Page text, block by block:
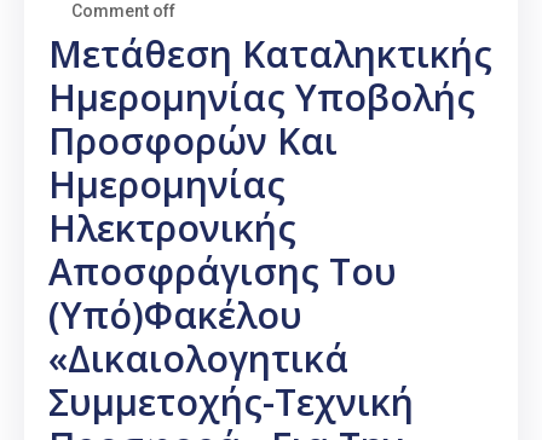
Comment off
Μετάθεση Καταληκτικής
Ημερομηνίας Υποβολής
Προσφορών Και
Ημερομηνίας
Ηλεκτρονικής
Αποσφράγισης Του
(υπό)φακέλου
«Δικαιολογητικά
Συμμετοχής-Τεχνική